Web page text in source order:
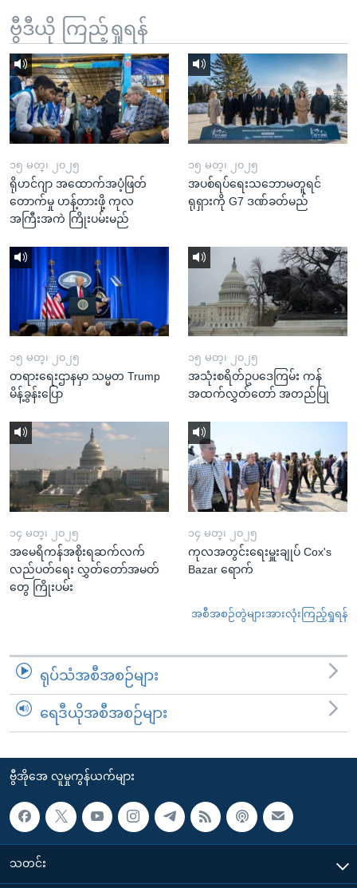
နေရာ
သို့
ကျော်
ရန်
ဗွီဒီယို ကြည့်ရှုရန်
၁၅ မတ္၊ ၂၀၂၅
ရိုဟင်ဂျာ အထောက်အပံ့ဖြတ်
တောက်မှု ဟန့်တားဖို့ ကုလ
အကြီးအကဲ ကြိုးပမ်းမည်
၁၅ မတ္၊ ၂၀၂၅
အပစ်ရပ်ရေးသဘောမတူရင်
ရုရှားကို G7 ဒဏ်ခတ်မည်
၁၅ မတ္၊ ၂၀၂၅
တရားရေးဌာနမှာ သမ္မတ Trump
မိန့်ခွန်းပြော
၁၅ မတ္၊ ၂၀၂၅
အသုံးစရိတ်ဥပဒေကြမ်း ကန်
အထက်လွှတ်တော် အတည်ပြု
၁၄ မတ္၊ ၂၀၂၅
အမေရိကန်အစိုးရဆက်လက်
လည်ပတ်ရေး လွှတ်တော်အမတ်
တွေ ကြိုးပမ်း
၁၄ မတ္၊ ၂၀၂၅
ကုလအတွင်းရေးမှူးချုပ် Cox's
Bazar ရောက်
အစီအစဉ်တွဲများအားလုံးကြည့်ရှုရန်
ရုပ်သံအစီအစဉ်များ
ရေဒီယိုအစီအစဉ်များ
ဗွီအိုအေ လူမှုကွန်ယက်များ
သတင်း